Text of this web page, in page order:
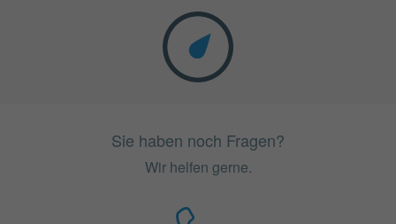
Sie haben noch Fragen?
Wir helfen gerne.